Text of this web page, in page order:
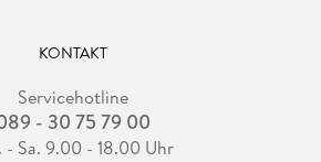
KONTAKT
Servicehotline
- 30 75 79 00
- Sa. 9.00 - 18.00 Uhr